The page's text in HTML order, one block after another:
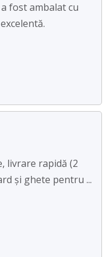
fost ambalat cu
livrare rapidă (2
și ghete pentru ...